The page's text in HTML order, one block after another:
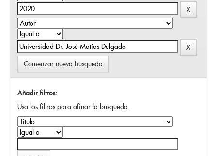
Comenzar nueva busqueda
Añadir filtros:
Usa los filtros para afinar la busqueda.